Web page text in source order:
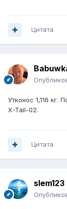
Цитата
Утконос 1,116
X-Tail-02.
Цитата
slem123